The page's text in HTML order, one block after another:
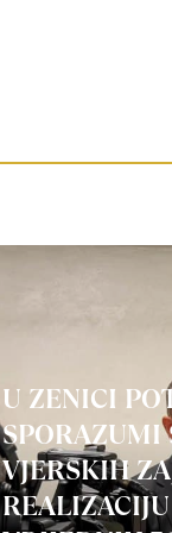
U ZENICI
SPORAZUMI
VJERSKIH